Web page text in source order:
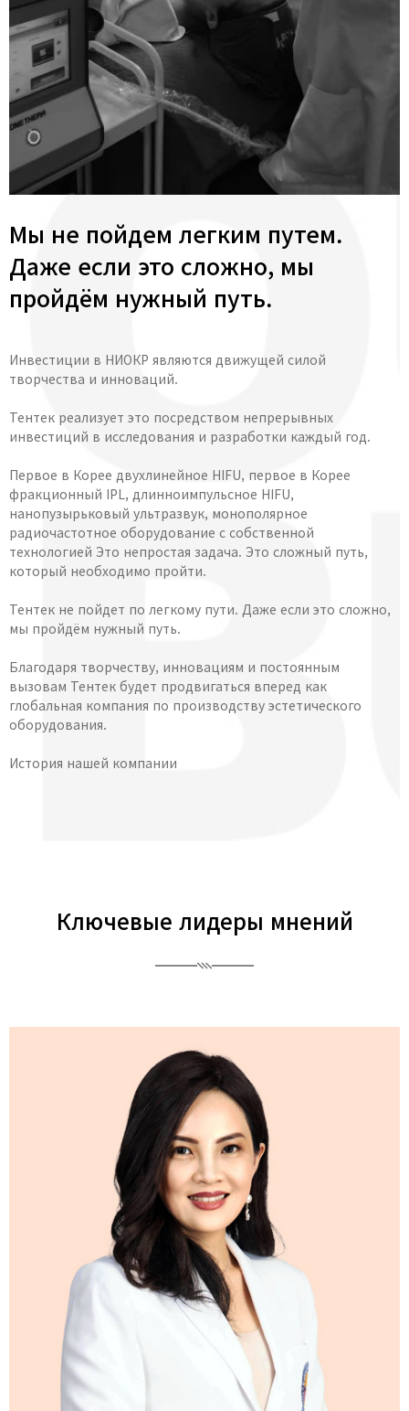
Мы не пойдем легким путем.
Даже если это сложно, мы
пройдём нужный путь.
Инвестиции в НИОКР являются движущей силой
творчества и инноваций.
Тентек реализует это посредством непрерывных
инвестиций в исследования и разработки каждый год.
Первое в Корее двухлинейное HIFU, первое в Корее
фракционный IPL, длинноимпульсное HIFU,
нанопузырьковый ультразвук, монополярное
радиочастотное оборудование с собственной
технологией Это непростая задача. Это сложный путь,
который необходимо пройти.
Тентек не пойдет по легкому пути. Даже если это сложно,
мы пройдём нужный путь.
Благодаря творчеству, инновациям и постоянным
вызовам Тентек будет продвигаться вперед как
глобальная компания по производству эстетического
оборудования.
История нашей компании
Ключевые лидеры мнений